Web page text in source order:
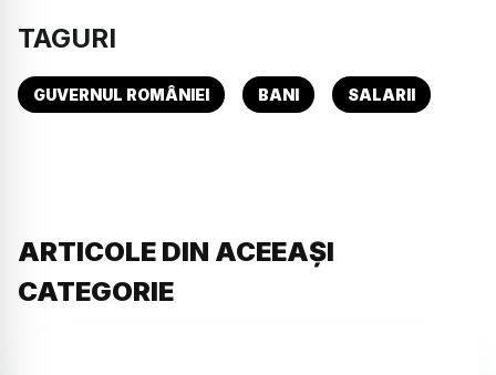
TAGURI
GUVERNUL ROMÂNIEI BANI SALARII
ARTICOLE DIN ACEEAȘI
CATEGORIE